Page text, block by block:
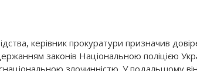
керівник прокуратури призначив
законів Національною поліцією
злочинністю. У подальшому